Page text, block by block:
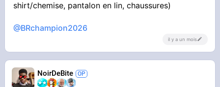
shirt/chemise, pantalon en lin, chaussures)
@BRchampion2026
il y a un mois
NoirDeBite